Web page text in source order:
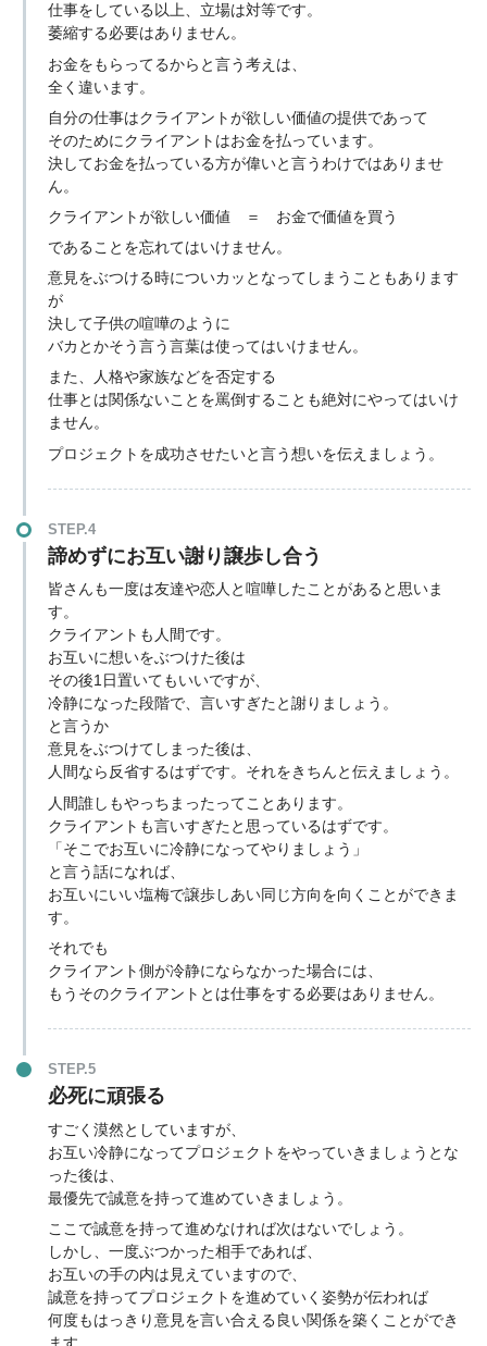
仕事をしている以上、立場は対等です。
萎縮する必要はありません。
お金をもらってるからと言う考えは、
全く違います。
自分の仕事はクライアントが欲しい価値の提供であって
そのためにクライアントはお金を払っています。
決してお金を払っている方が偉いと言うわけではありませ
ん。
クライアントが欲しい価値 ＝ お金で価値を買う
であることを忘れてはいけません。
意見をぶつける時についカッとなってしまうこともあります
が
決して子供の喧嘩のように
バカとかそう言う言葉は使ってはいけません。
また、人格や家族などを否定する
仕事とは関係ないことを罵倒することも絶対にやってはいけ
ません。
プロジェクトを成功させたいと言う想いを伝えましょう。
STEP.4
諦めずにお互い謝り譲歩し合う
皆さんも一度は友達や恋人と喧嘩したことがあると思いま
す。
クライアントも人間です。
お互いに想いをぶつけた後は
その後1日置いてもいいですが、
冷静になった段階で、言いすぎたと謝りましょう。
と言うか
意見をぶつけてしまった後は、
人間なら反省するはずです。それをきちんと伝えましょう。
人間誰しもやっちまったってことあります。
クライアントも言いすぎたと思っているはずです。
「そこでお互いに冷静になってやりましょう」
と言う話になれば、
お互いにいい塩梅で譲歩しあい同じ方向を向くことができま
す。
それでも
クライアント側が冷静にならなかった場合には、
もうそのクライアントとは仕事をする必要はありません。
STEP.5
必死に頑張る
すごく漠然としていますが、
お互い冷静になってプロジェクトをやっていきましょうとな
った後は、
最優先で誠意を持って進めていきましょう。
ここで誠意を持って進めなければ次はないでしょう。
しかし、一度ぶつかった相手であれば、
お互いの手の内は見えていますので、
誠意を持ってプロジェクトを進めていく姿勢が伝われば
何度もはっきり意見を言い合える良い関係を築くことができ
ます。